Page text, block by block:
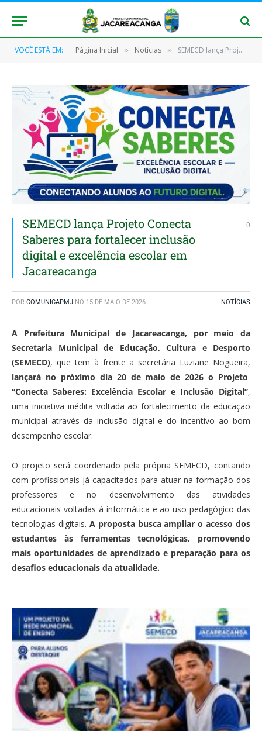
VOCÊ ESTÁ EM: Página Inicial » Notícias » SEMECD lança Projeto Conecta Saberes para fortalecer inclusão digital e excelência escolar em Jacareacanga
SEMECD lança Projeto Conecta
Saberes para fortalecer inclusão
digital e excelência escolar em
Jacareacanga
0
POR COMUNICAPMJ NO 15 DE MAIO DE 2026 NOTÍCIAS
A Prefeitura Municipal de Jacareacanga, por meio da
Secretaria Municipal de Educação, Cultura e Desporto
(SEMECD), que tem à frente a secretária Luziane Nogueira,
lançará no próximo dia 20 de maio de 2026 o Projeto
“Conecta Saberes: Excelência Escolar e Inclusão Digital”,
uma iniciativa inédita voltada ao fortalecimento da educação
municipal através da inclusão digital e do incentivo ao bom
desempenho escolar.
O projeto será coordenado pela própria SEMECD, contando
com profissionais já capacitados para atuar na formação dos
professores e no desenvolvimento das atividades
educacionais voltadas à informática e ao uso pedagógico das
tecnologias digitais. A proposta busca ampliar o acesso dos
estudantes às ferramentas tecnológicas, promovendo
mais oportunidades de aprendizado e preparação para os
desafios educacionais da atualidade.